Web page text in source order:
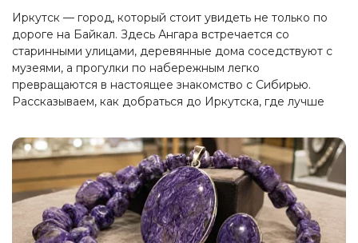
Иркутск — город, который стоит увидеть не только по
дороге на Байкал. Здесь Ангара встречается со
старинными улицами, деревянные дома соседствуют с
музеями, а прогулки по набережным легко
превращаются в настоящее знакомство с Сибирью.
Рассказываем, как добраться до Иркутска, где лучше
дня.